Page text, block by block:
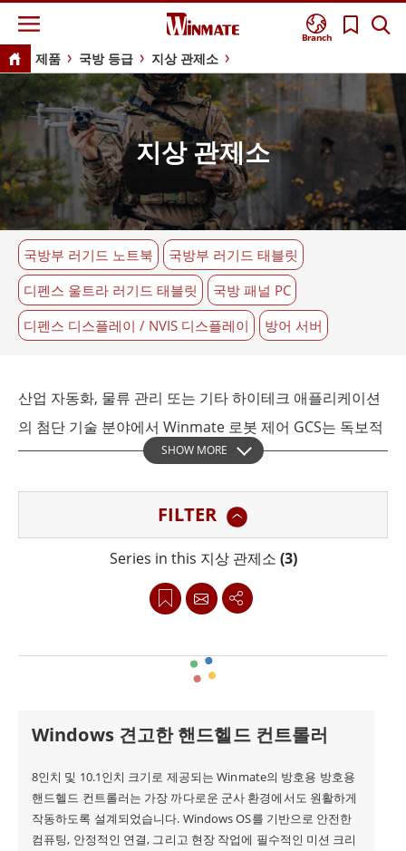
Branch
제품 국방 등급 지상 관제소
지상 관제소
국방부 러기드 노트북
국방부 러기드 태블릿
디펜스 울트라 러기드 태블릿
국방 패널 PC
디펜스 디스플레이 / NVIS 디스플레이
방어 서버
산업 자동화, 물류 관리 또는 기타 하이테크 애플리케이션
의 첨단 기술 분야에서 Winmate 로봇 제어 GCS는 독보적
인 기술적 우위를 자랑합니다. Winmate 지상 제어 스테이
제공하여 복잡한 운영 환경에서도 탁월한 성능을 보장합니
다. Winmate 로봇 제어 GCS는 로봇 제어를 위해 특별히
설계된 지상 제어 스테이션입니다. 높은 유연성을 제공하
며 다양한 로봇 운영 요구 사항에 맞게 조정할 수 있습니다.
한 제어 명령을 제공하여 다양한 작업에서 안정적인 작동
을 보장합니다. 주요 특징으로는 최적의 성능을 위한 고정
신속하게 파악하고 해결할 수 있는 첨단 기술을 통한 실시
간 모니터링, 비전문가도 쉽게 사용할 수 있는 사용자 친화
적인 인터페이스, 공장 자동화부터 물류 관리까지 다양한
애플리케이션에 적합한 다양한 유형의 로봇과의 높은 호환
SHOW MORE
FILTER
Series in this 지상 관제소 (3)
Windows 견고한 핸드헬드 컨트롤러
8인치 및 10.1인치 크기로 제공되는 Winmate의 방호용 방호용
핸드헬드 컨트롤러는 가장 까다로운 군사 환경에서도 원활하게
작동하도록 설계되었습니다. Windows OS를 기반으로 안전한
컴퓨팅, 안정적인 연결, 그리고 현장 작업에 필수적인 미션 크리